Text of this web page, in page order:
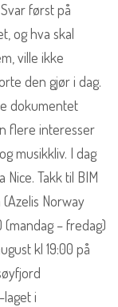
først på
og hva skal
ville ikke
den gjør i dag.
dokumentet
flere interesser
musikkliv. I dag
Takk til BIM
Norway
– fredag)
kl 19:00 på
laget i